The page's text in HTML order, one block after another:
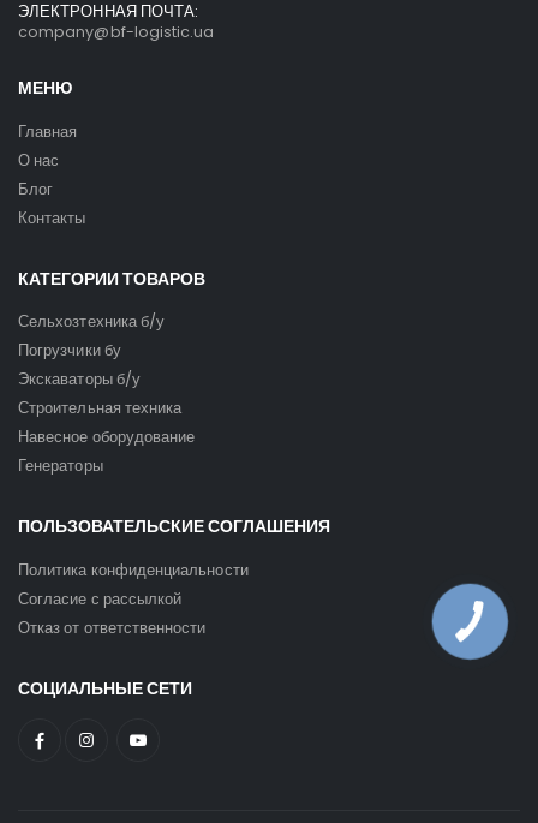
ЭЛЕКТРОННАЯ ПОЧТА:
company@bf-logistic.ua
МЕНЮ
Главная
О нас
Блог
Контакты
КАТЕГОРИИ ТОВАРОВ
Сельхозтехника б/у
Погрузчики бу
Экскаваторы б/у
Строительная техника
Навесное оборудование
Генераторы
ПОЛЬЗОВАТЕЛЬСКИЕ СОГЛАШЕНИЯ
Политика конфиденциальности
Согласие с рассылкой
Отказ от ответственности
СОЦИАЛЬНЫЕ СЕТИ